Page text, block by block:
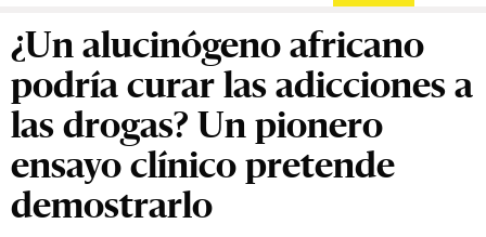
¿Un alucinógeno africano
podría curar las adicciones a
las drogas? Un pionero
ensayo clínico pretende
demostrarlo